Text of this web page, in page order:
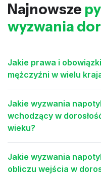
Najnowsze
wyzwania
Jakie prawa i
mężczyźni w wielu
Jakie wyzwania
wchodzący w
wieku?
Jakie wyzwania
obliczu wejścia w